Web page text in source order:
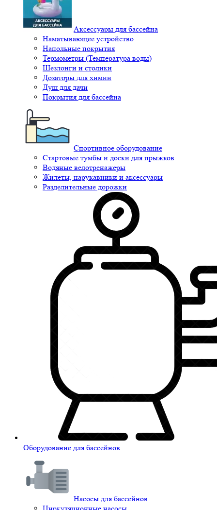
Аксессуары для бассейна
Наматывающее устройство
Напольные покрытия
Термометры (Температура воды)
Шезлонги и столики
Дозаторы для химии
Душ для дачи
Покрытия для бассейна
Спортивное оборудование
Стартовые тумбы и доски для прыжков
Водяные велотренажеры
Жилеты, нарукавники и аксессуары
Разделительные дорожки
Оборудование для бассейнов
Насосы для бассейнов